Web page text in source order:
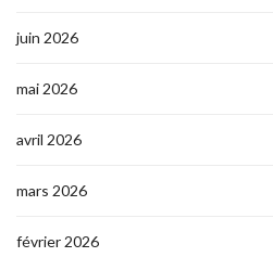
juin 2026
mai 2026
avril 2026
mars 2026
février 2026